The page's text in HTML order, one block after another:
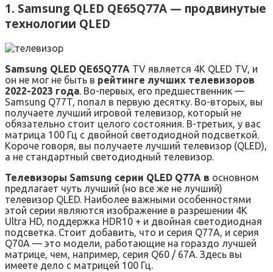
1. Samsung QLED QE65Q77A — продвинутые
технологии QLED
Samsung QLED QE65Q77A TV является 4K QLED TV, и
он не мог не быть в рейтинге лучших телевизоров
2022-2023 года. Во-первых, его предшественник —
Samsung Q77T, попал в первую десятку. Во-вторых, вы
получаете лучший игровой телевизор, который не
обязательно стоит целого состояния. В-третьих, у вас
матрица 100 Гц с двойной светодиодной подсветкой.
Короче говоря, вы получаете лучший телевизор (QLED),
а не стандартный светодиодный телевизор.
Телевизоры Samsung серии QLED Q77A в основном
предлагает чуть лучший (но все же не лучший)
телевизор QLED. Наиболее важными особенностями
этой серии являются изображение в разрешении 4K
Ultra HD, поддержка HDR10 + и двойная светодиодная
подсветка. Стоит добавить, что и серия Q77A, и серия
Q70A — это модели, работающие на гораздо лучшей
матрице, чем, например, серия Q60 / 67A. Здесь вы
имеете дело с матрицей 100 Гц.